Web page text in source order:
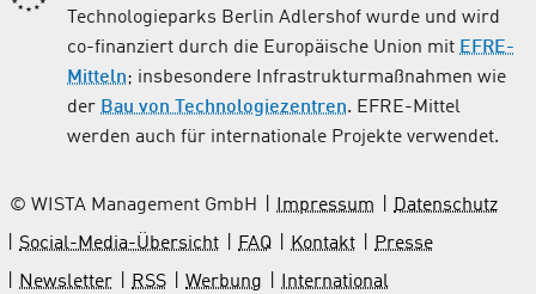
Technologieparks Berlin Adlershof wurde und wird
co-finanziert durch die Europäische Union mit EFRE-
Mitteln; insbesondere Infrastrukturmaßnahmen wie
der Bau von Technologiezentren. EFRE-Mittel
werden auch für internationale Projekte verwendet.
© WISTA Management GmbH Impressum
Datenschutz
Social-Media-Übersicht
FAQ Kontakt
Presse
Newsletter
RSS Werbung International